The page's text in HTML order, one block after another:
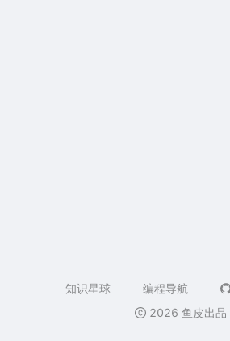
知识星球 编程导航
2026 鱼皮出品